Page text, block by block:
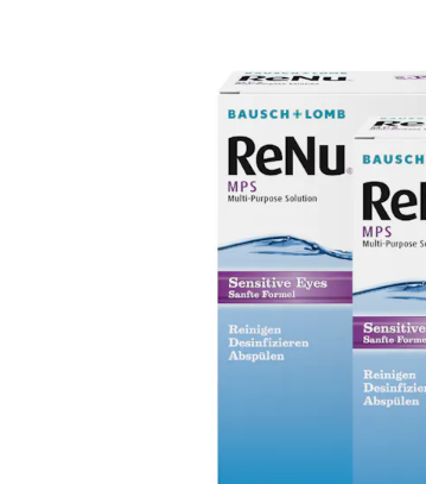
Opti-Free
Futuro
Ever Clean Plus
Weitere Marken